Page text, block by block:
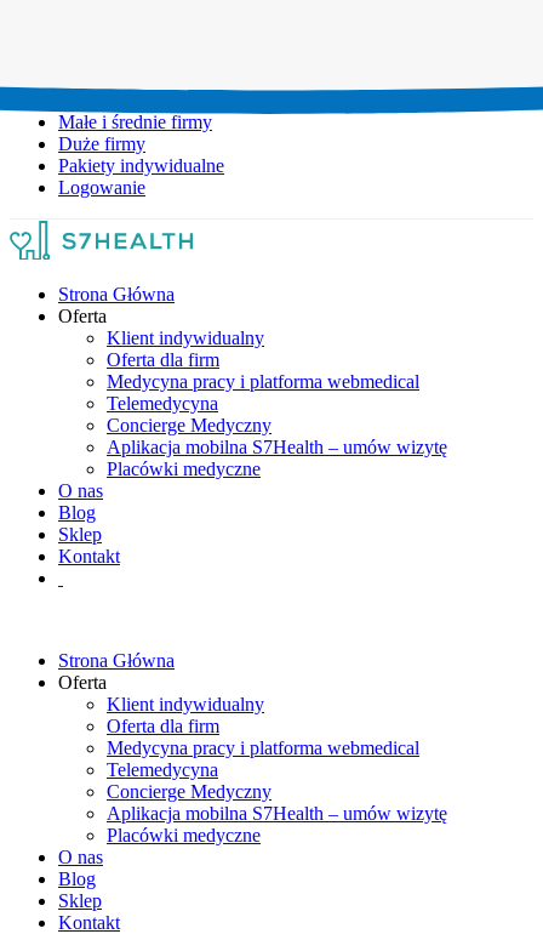
Małe i średnie firmy
Duże firmy
Pakiety indywidualne
Logowanie
Strona Główna
Oferta
Klient indywidualny
Oferta dla firm
Medycyna pracy i platforma webmedical
Telemedycyna
Concierge Medyczny
Aplikacja mobilna S7Health – umów wizytę
Placówki medyczne
O nas
Blog
Sklep
Kontakt
Strona Główna
Oferta
Klient indywidualny
Oferta dla firm
Medycyna pracy i platforma webmedical
Telemedycyna
Concierge Medyczny
Aplikacja mobilna S7Health – umów wizytę
Placówki medyczne
O nas
Blog
Sklep
Kontakt